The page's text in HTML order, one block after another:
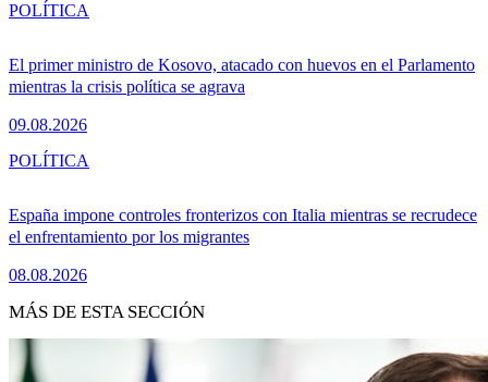
El primer ministro de Kosovo, atacado con huevos en el Parlamento
mientras la crisis política se agrava
09.08.2026
POLÍTICA
España impone controles fronterizos con Italia mientras se recrudece
el enfrentamiento por los migrantes
08.08.2026
POLÍTICA
MÁS DE ESTA SECCIÓN